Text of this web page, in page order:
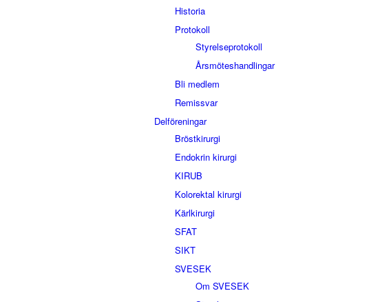
Historia
Protokoll
Styrelseprotokoll
Årsmöteshandlingar
Bli medlem
Remissvar
Delföreningar
Bröstkirurgi
Endokrin kirurgi
KIRUB
Kolorektal kirurgi
Kärlkirurgi
SFAT
SIKT
SVESEK
Om SVESEK